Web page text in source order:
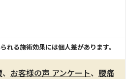
れる施術効果には個人差があります。
、 お客様の声 アンケート、 腰痛